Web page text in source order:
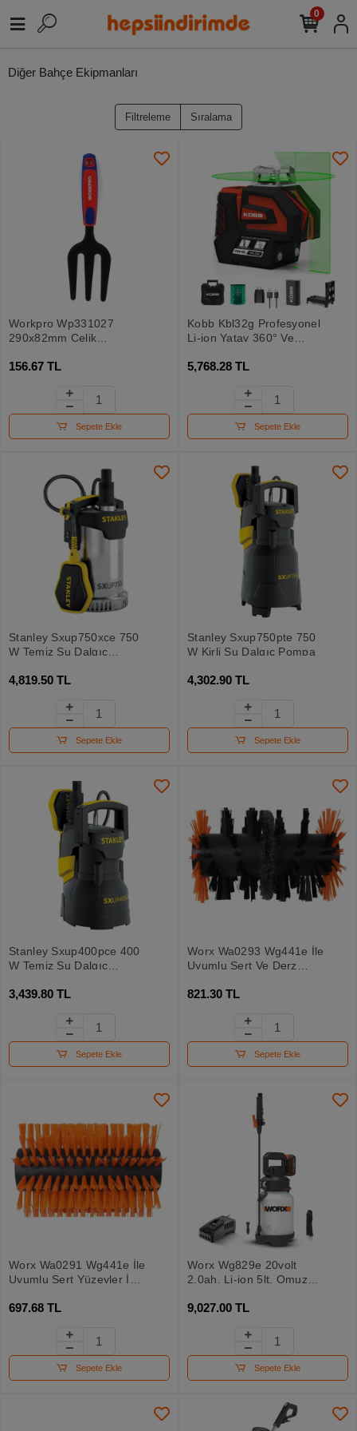
0
Diğer Bahçe Ekipmanları
Filtreleme Sıralama
Workpro Wp331027
290x82mm Çelik
Çatalı
156.67 TL
Sepete Ekle
Kobb Kbl32g Profesyonel
Li-ion Yatay 360° Ve
Hizalamalı Yeşil Nokta
Çizgi Lazer
5,768.28 TL
Sepete Ekle
Stanley Sxup750xce 750
W Temiz Su Dalgıç
4,819.50 TL
Sepete Ekle
Stanley Sxup750pte 750
W Kirli Su Dalgıç Pompa
4,302.90 TL
Sepete Ekle
Stanley Sxup400pce 400
W Temiz Su Dalgıç
3,439.80 TL
Sepete Ekle
Worx Wa0293 Wg441e İle
Uyumlu Sert Ve Derz
165mm Çelik Tel Destekli
821.30 TL
Sepete Ekle
Worx Wa0291 Wg441e İle
Uyumlu Sert Yüzeyler İçin
Fırçası
697.68 TL
Sepete Ekle
Worx Wg829e 20volt
2.0ah. Li-ion 5lt. Omuz
Ve Dezenfektan Pompası
9,027.00 TL
Sepete Ekle